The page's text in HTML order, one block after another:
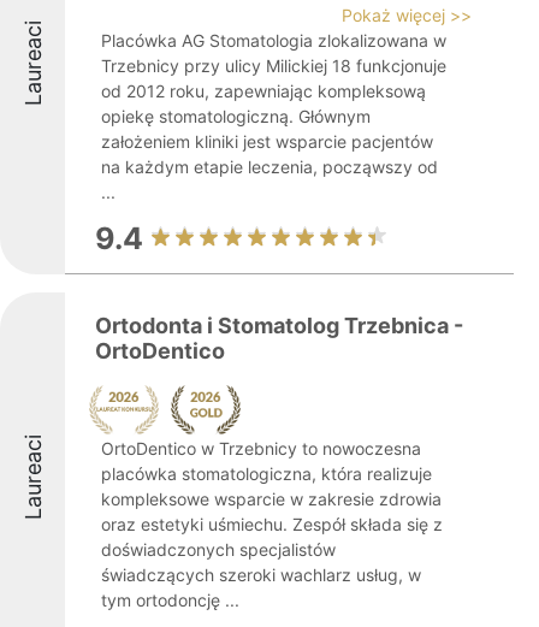
Laureaci
Pokaż więcej >>
Placówka AG Stomatologia zlokalizowana w
Trzebnicy przy ulicy Milickiej 18 funkcjonuje
od 2012 roku, zapewniając kompleksową
opiekę stomatologiczną. Głównym
założeniem kliniki jest wsparcie pacjentów
na każdym etapie leczenia, począwszy od
...
9.4
Laureaci
Ortodonta i Stomatolog Trzebnica -
OrtoDentico
OrtoDentico w Trzebnicy to nowoczesna
placówka stomatologiczna, która realizuje
kompleksowe wsparcie w zakresie zdrowia
oraz estetyki uśmiechu. Zespół składa się z
doświadczonych specjalistów
świadczących szeroki wachlarz usług, w
tym ortodoncję ...